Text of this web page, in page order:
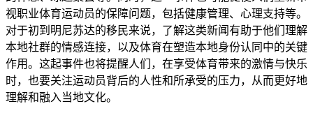
视职业体育运动员的保障问题，包括健康管理、心理支持等。
对于初到明尼苏达的移民来说，了解这类新闻有助于他们理解
本地社群的情感连接，以及体育在塑造本地身份认同中的关键
作用。这起事件也将提醒人们，在享受体育带来的激情与快乐
时，也要关注运动员背后的人性和所承受的压力，从而更好地
理解和融入当地文化。